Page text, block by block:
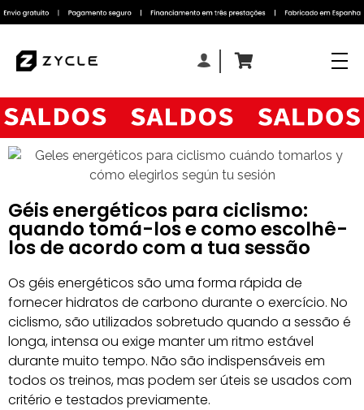
Géis energéticos para ciclismo:
quando tomá-los e como escolhê-
los de acordo com a tua sessão
Os géis energéticos são uma forma rápida de
fornecer hidratos de carbono durante o exercício. No
ciclismo, são utilizados sobretudo quando a sessão é
longa, intensa ou exige manter um ritmo estável
durante muito tempo. Não são indispensáveis em
todos os treinos, mas podem ser úteis se usados com
critério e testados previamente.